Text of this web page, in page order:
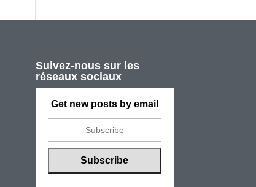
Suivez-nous sur les
réseaux sociaux
Get new posts by email